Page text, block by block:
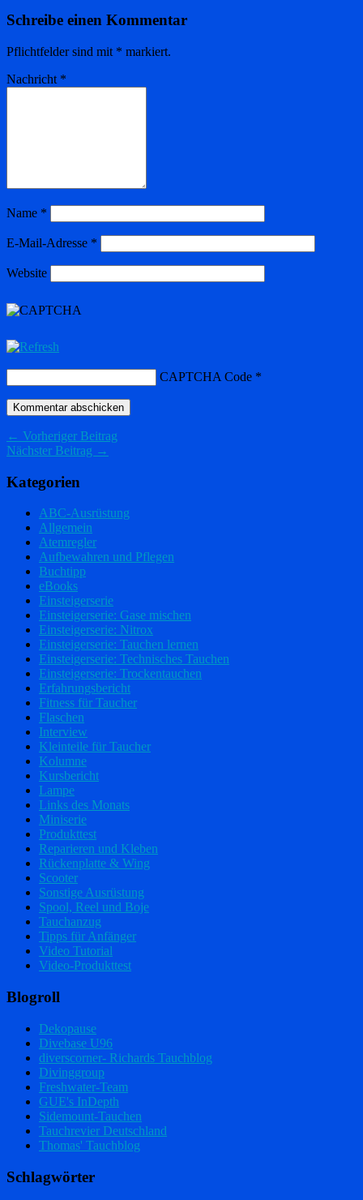
Schreibe einen Kommentar
Pflichtfelder sind mit * markiert.
Nachricht *
Name *
E-Mail-Adresse *
Website
CAPTCHA Code *
← Vorheriger Beitrag
Nächster Beitrag →
Kategorien
ABC-Ausrüstung
Allgemein
Atemregler
Aufbewahren und Pflegen
Buchtipp
eBooks
Einsteigerserie
Einsteigerserie: Gase mischen
Einsteigerserie: Nitrox
Einsteigerserie: Tauchen lernen
Einsteigerserie: Technisches Tauchen
Einsteigerserie: Trockentauchen
Erfahrungsbericht
Fitness für Taucher
Flaschen
Interview
Kleinteile für Taucher
Kolumne
Kursbericht
Lampe
Links des Monats
Miniserie
Produkttest
Reparieren und Kleben
Rückenplatte & Wing
Scooter
Sonstige Ausrüstung
Spool, Reel und Boje
Tauchanzug
Tipps für Anfänger
Video Tutorial
Video-Produkttest
Blogroll
Dekopause
Divebase U96
diverscorner- Richards Tauchblog
Divinggroup
Freshwater-Team
GUE's InDepth
Sidemount-Tauchen
Tauchrevier Deutschland
Thomas' Tauchblog
Schlagwörter